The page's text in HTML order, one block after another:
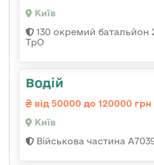
Київ
130 окремий батальйон
ТрО
Водій
від 50000 до 120000 грн
Київ
Військова частина